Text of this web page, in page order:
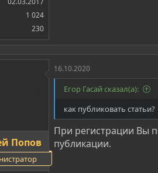
1 024
230
Попов
16.10.2020
Егор Гасай сказал(а):
как публиковать статьи?
При регистрации Вы
публикации.